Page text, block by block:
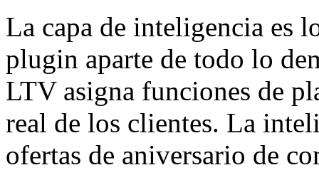
La capa de inteligencia es
plugin aparte de todo lo
LTV asigna funciones de
real de los clientes. La
ofertas de aniversario de